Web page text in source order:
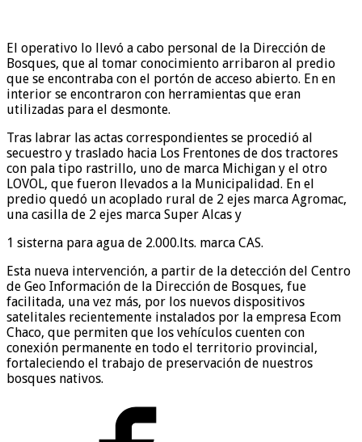
El operativo lo llevó a cabo personal de la Dirección de
Bosques, que al tomar conocimiento arribaron al predio
que se encontraba con el portón de acceso abierto. En en
interior se encontraron con herramientas que eran
utilizadas para el desmonte.
Tras labrar las actas correspondientes se procedió al
secuestro y traslado hacia Los Frentones de dos tractores
con pala tipo rastrillo, uno de marca Michigan y el otro
LOVOL, que fueron llevados a la Municipalidad. En el
predio quedó un acoplado rural de 2 ejes marca Agromac,
una casilla de 2 ejes marca Super Alcas y
1 sisterna para agua de 2.000.lts. marca CAS.
Esta nueva intervención, a partir de la detección del Centro
de Geo Información de la Dirección de Bosques, fue
facilitada, una vez más, por los nuevos dispositivos
satelitales recientemente instalados por la empresa Ecom
Chaco, que permiten que los vehículos cuenten con
conexión permanente en todo el territorio provincial,
fortaleciendo el trabajo de preservación de nuestros
bosques nativos.